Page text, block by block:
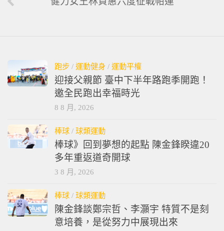
跑步 / 運動健身 / 運動平權
迎接父親節 臺中下半年路跑季開跑！
邀全民跑出幸福時光
8 8 月, 2026
棒球 / 球類運動
棒球》回到夢想的起點 陳金鋒睽違20
多年重返道奇開球
3 8 月, 2026
棒球 / 球類運動
陳金鋒談鄭宗哲、李灝宇 特質不是刻
意培養，是從努力中展現出來